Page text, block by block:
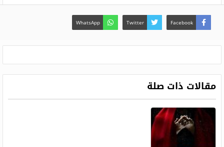
Facebook
Twitter
WhatsApp
مقالات ذات صلة